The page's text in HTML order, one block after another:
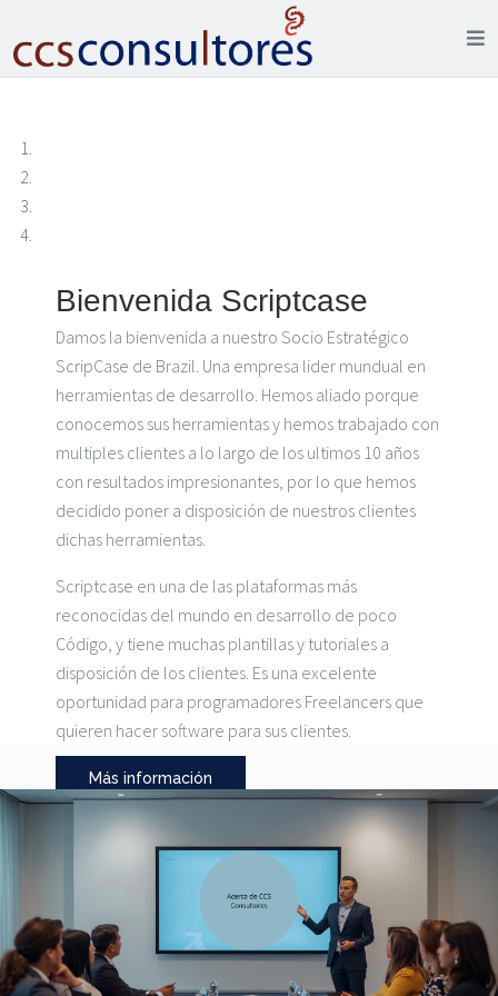
Bienvenida Scriptcase
Damos la bienvenida a nuestro Socio Estratégico
ScripCase de Brazil. Una empresa lider mundual en
herramientas de desarrollo. Hemos aliado porque
conocemos sus herramientas y hemos trabajado con
multiples clientes a lo largo de los ultimos 10 años
con resultados impresionantes, por lo que hemos
decidido poner a disposición de nuestros clientes
dichas herramientas.
Scriptcase en una de las plataformas más
reconocidas del mundo en desarrollo de poco
Código, y tiene muchas plantillas y tutoriales a
disposición de los clientes. Es una excelente
oportunidad para programadores Freelancers que
quieren hacer software para sus clientes.
Más información